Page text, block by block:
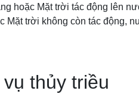
hoặc Mặt trời tác động lên
Mặt trời không còn tác động,
thủy triều